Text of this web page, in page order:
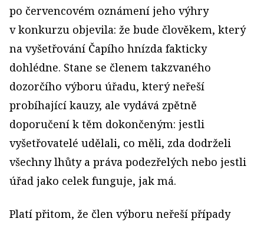
po červencovém oznámení jeho výhry
v konkurzu objevila: že bude člověkem, který
na vyšetřování Čapího hnízda fakticky
dohlédne. Stane se členem takzvaného
dozorčího výboru úřadu, který neřeší
probíhající kauzy, ale vydává zpětně
doporučení k těm dokončeným: jestli
vyšetřovatelé udělali, co měli, zda dodrželi
všechny lhůty a práva podezřelých nebo jestli
úřad jako celek funguje, jak má.
Platí přitom, že člen výboru neřeší případy